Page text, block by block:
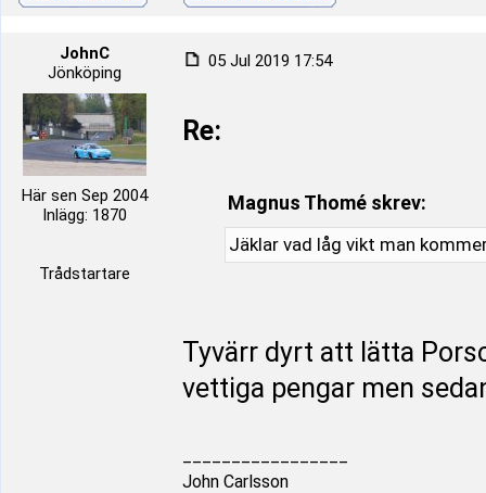
JohnC
Jönköping
Här sen Sep 2004
Inlägg: 1870
Trådstartare
05 Jul 2019 17:54
Re:
Magnus Thomé skrev:
Jäklar vad låg vikt man
Tyvärr dyrt att lätta
vettiga pengar men
John Carlsson